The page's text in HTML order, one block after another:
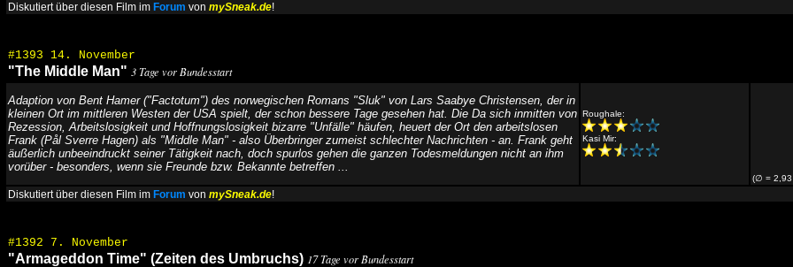
Diskutiert über diesen Film im Forum von mySneak.de!
#1393 14. November
"The Middle Man" 3 Tage vor Bundesstart
Adaption von Bent Hamer ("Factotum") des norwegischen Romans "Sluk" von Lars Saabye Christensen, der in
kleinen Ort im mittleren Westen der USA spielt, der schon bessere Tage gesehen hat. Die Da sich inmitten von
Rezession, Arbeitslosigkeit und Hoffnungslosigkeit bizarre "Unfälle" häufen, heuert der Ort den arbeitslosen
Frank (Pål Sverre Hagen) als "Middle Man" - also Überbringer zumeist schlechter Nachrichten - an. Frank geht
äußerlich unbeeindruckt seiner Tätigkeit nach, doch spurlos gehen die ganzen Todesmeldungen nicht an ihm
vorüber - besonders, wenn sie Freunde bzw. Bekannte betreffen ...
Roughale:
Kasi Mir:
(∅ = 2,93
Diskutiert über diesen Film im Forum von mySneak.de!
#1392 7. November
"Armageddon Time" (Zeiten des Umbruchs) 17 Tage vor Bundesstart